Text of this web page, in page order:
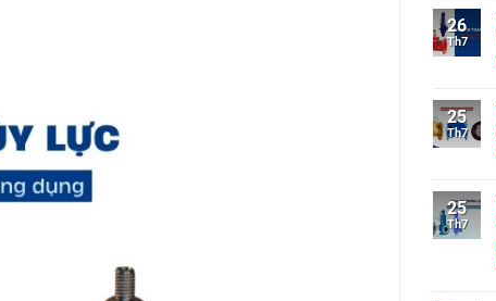
26
Th7
25
Th7
25
Th7